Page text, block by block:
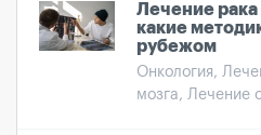
Лечение рака
какие
рубежом
Онкология,
мозга, Лечение